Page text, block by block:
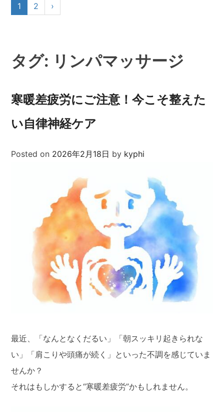
1 2 ›
タグ: リンパマッサージ
寒暖差疲労にご注意！今こそ整えた
い自律神経ケア
Posted on 2026年2月18日 by kyphi
最近、「なんとなくだるい」「朝スッキリ起きられな
い」「肩こりや頭痛が続く」といった不調を感じていま
せんか？
それはもしかすると“寒暖差疲労”かもしれません。